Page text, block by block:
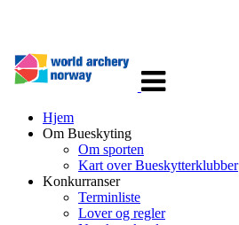
navigasjon
Hjem
Om Bueskyting
Om sporten
Kart over Bueskytterklubber
Konkurranser
Terminliste
Lover og regler